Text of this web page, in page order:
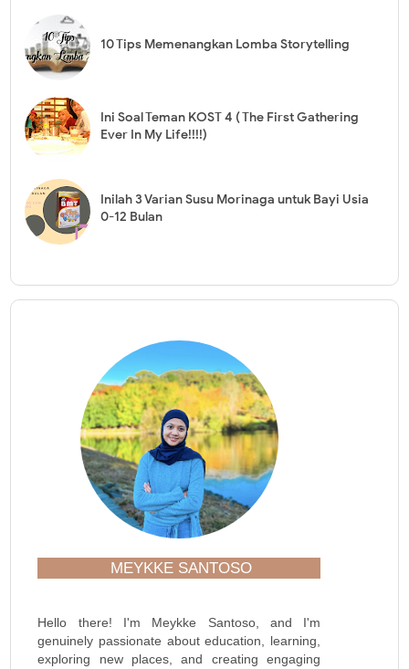
10 Tips Memenangkan Lomba Storytelling
Ini Soal Teman KOST 4 ( The First Gathering
Ever In My Life!!!!)
Inilah 3 Varian Susu Morinaga untuk Bayi Usia
0-12 Bulan
MEYKKE SANTOSO
Hello there! I'm Meykke Santoso, and I'm
genuinely passionate about education, learning,
exploring new places, and creating engaging